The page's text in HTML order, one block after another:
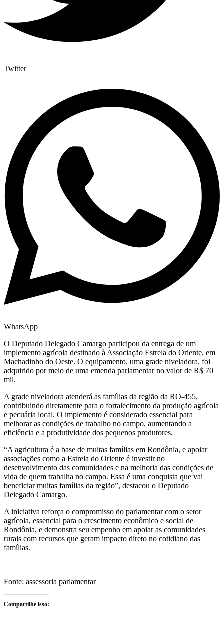
Twitter
WhatsApp
O Deputado Delegado Camargo participou da entrega de um
implemento agrícola destinado à Associação Estrela do Oriente, em
Machadinho do Oeste. O equipamento, uma grade niveladora, foi
adquirido por meio de uma emenda parlamentar no valor de R$ 70
mil.
A grade niveladora atenderá as famílias da região da RO-455,
contribuindo diretamente para o fortalecimento da produção agrícola
e pecuária local. O implemento é considerado essencial para
melhorar as condições de trabalho no campo, aumentando a
eficiência e a produtividade dos pequenos produtores.
“A agricultura é a base de muitas famílias em Rondônia, e apoiar
associações como a Estrela do Oriente é investir no
desenvolvimento das comunidades e na melhoria das condições de
vida de quem trabalha no campo. Essa é uma conquista que vai
beneficiar muitas famílias da região”, destacou o Deputado
Delegado Camargo.
A iniciativa reforça o compromisso do parlamentar com o setor
agrícola, essencial para o crescimento econômico e social de
Rondônia, e demonstra seu empenho em apoiar as comunidades
rurais com recursos que geram impacto direto no cotidiano das
famílias.
Fonte: assessoria parlamentar
Compartilhe isso: